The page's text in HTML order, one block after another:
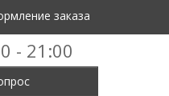
заказа
- 21:00